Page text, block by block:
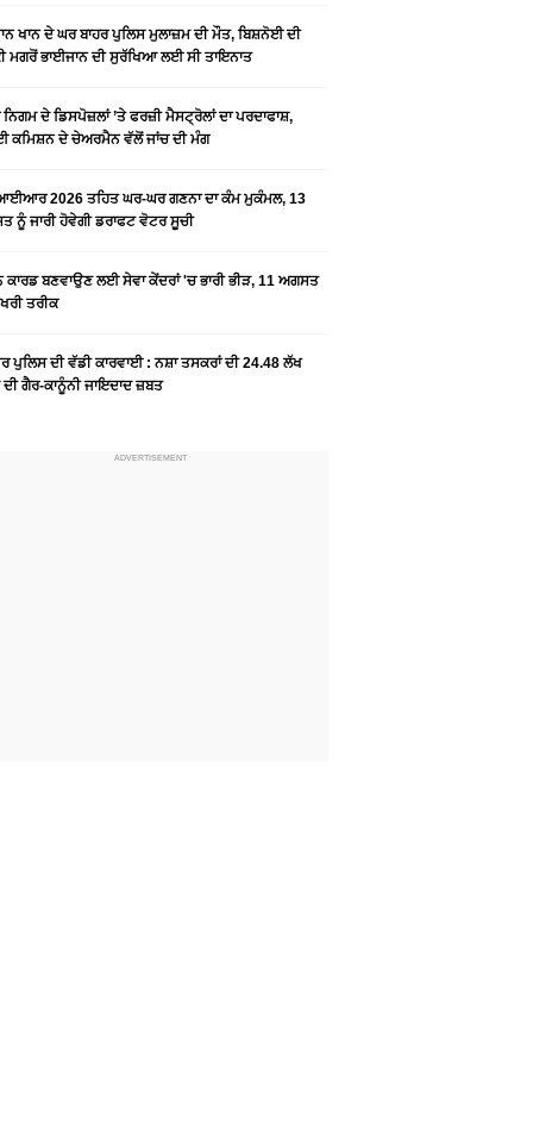
ਖਾਨ ਦੇ ਘਰ ਬਾਹਰ ਪੁਲਿਸ ਮੁਲਾਜ਼ਮ ਦੀ ਮੌਤ, ਬਿਸ਼ਨੋਈ ਦੀ
ਮਗਰੋਂ ਭਾਈਜਾਨ ਦੀ ਸੁਰੱਖਿਆ ਲਈ ਸੀ ਤਾਇਨਾਤ
ਦੇ ਡਿਸਪੋਜ਼ਲਾਂ ’ਤੇ ਫਰਜ਼ੀ ਮੈਸਟ੍ਰੋਲਾਂ ਦਾ ਪਰਦਾਫਾਸ਼,
ਕਮਿਸ਼ਨ ਦੇ ਚੇਅਰਮੈਨ ਵੱਲੋਂ ਜਾਂਚ ਦੀ ਮੰਗ
2026 ਤਹਿਤ ਘਰ-ਘਰ ਗਣਨਾ ਦਾ ਕੰਮ ਮੁਕੰਮਲ, 13
ਨੂੰ ਜਾਰੀ ਹੋਵੇਗੀ ਡਰਾਫਟ ਵੋਟਰ ਸੂਚੀ
ਕਾਰਡ ਬਣਵਾਉਣ ਲਈ ਸੇਵਾ ਕੇਂਦਰਾਂ 'ਚ ਭਾਰੀ ਭੀੜ, 11 ਅਗਸਤ
ਤਰੀਕ
ਪੁਲਿਸ ਦੀ ਵੱਡੀ ਕਾਰਵਾਈ : ਨਸ਼ਾ ਤਸਕਰਾਂ ਦੀ 24.48 ਲੱਖ
ਗੈਰ-ਕਾਨੂੰਨੀ ਜਾਇਦਾਦ ਜ਼ਬਤ